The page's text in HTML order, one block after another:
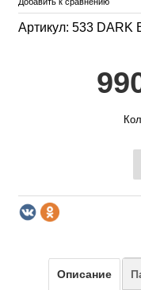
Артикул: 533 DARK
Описание